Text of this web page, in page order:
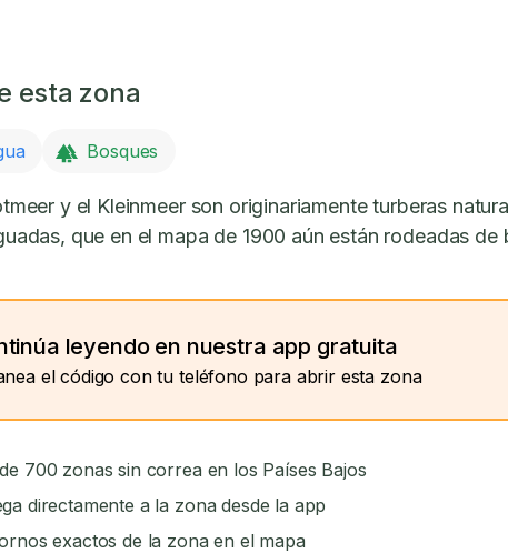
esta zona
Bosques
y el Kleinmeer son originariamente turberas
que en el mapa de 1900 aún están rodeadas de
leyendo en nuestra app gratuita
el código con tu teléfono para abrir esta zona
700 zonas sin correa en los Países Bajos
directamente a la zona desde la app
exactos de la zona en el mapa